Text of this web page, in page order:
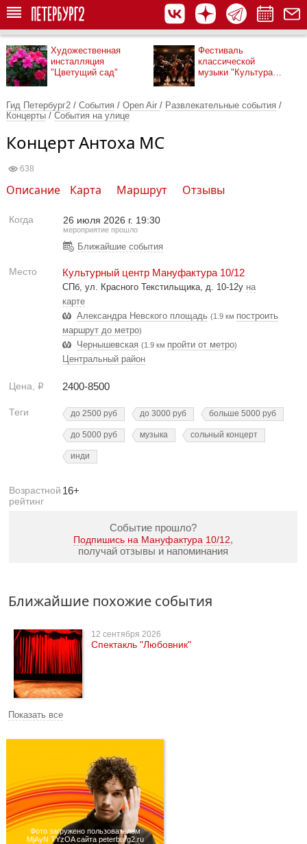
Художественная
инсталляция
"Цветущий сад"
Фестиваль
классической
музыки "Культура
Гид Петербург2 / События / Оpen Air / Развлекательные события /
Концерты / События на улице
Концерт Антоха МС
638
Описание Карта Маршрут Отзывы
Когда 26 июля 2026 г. 19:30
мероприятие прошло
Ближайшие события
Место Культурный центр Мануфактура 10/12
СПб, ул. Красного Текстильщика, д. 10-12у на
карте
Александра Невского площадь (1.9 км построить
маршрут до метро)
Чернышевская (1.9 км пройти от метро)
Центральный район
Цена, Р 2400-8500
Теги до 2500 руб до 3000 руб больше 5000 руб
до 5000 руб музыка сольный концерт
инди
Возрастной
рейтинг
16+
Событие прошло?
Подпишись на Мануфактура 10/12,
получай отзывы и напоминания
Ближайшие похожие события
12 сентября 2026
Спектакль "Любовник"
Показать все
Фото загружено пользователем
MjAyN TYzOA сайта peterburg2.ru